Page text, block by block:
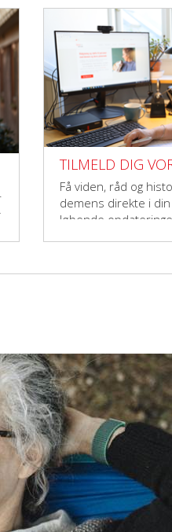
TILMELD DIG
Få viden, råd og
demens direkte i
løbende